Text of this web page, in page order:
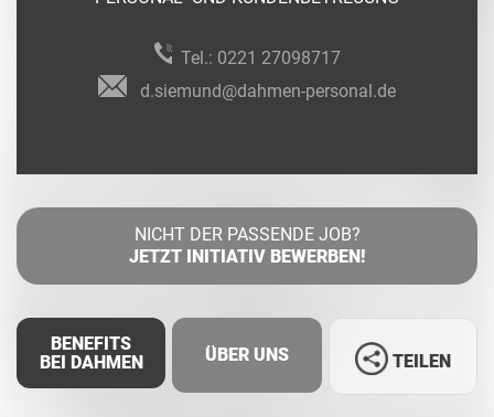
Tel.: 0221 27098717
d.siemund@dahmen-personal.de
NICHT DER PASSENDE JOB?
JETZT INITIATIV BEWERBEN!
BENEFITS
BEI DAHMEN
ÜBER UNS TEILEN